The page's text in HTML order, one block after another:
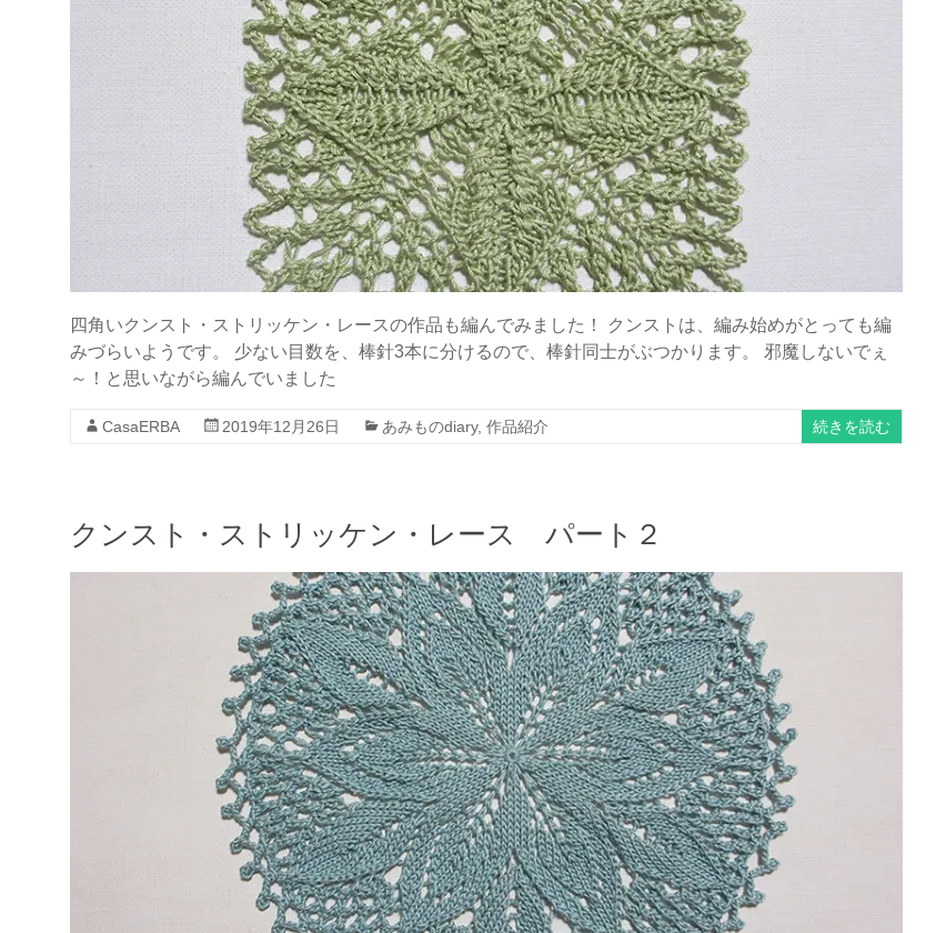
四角いクンスト・ストリッケン・レースの作品も編んでみました！ クンストは、編み始めがとっても編
みづらいようです。 少ない目数を、棒針3本に分けるので、棒針同士がぶつかります。 邪魔しないでぇ
～！と思いながら編んでいました
CasaERBA 2019年12月26日 あみものdiary, 作品紹介 続きを読む
クンスト・ストリッケン・レース パート２